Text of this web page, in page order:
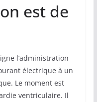
est de
l’administration
électrique à un
Le moment est
ventriculaire. Il